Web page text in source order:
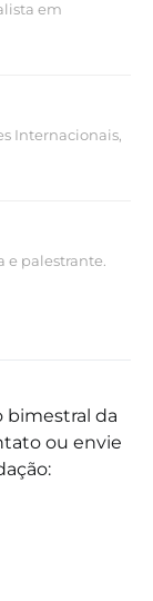
em
Internacionais,
e palestrante.
bimestral da
ou envie